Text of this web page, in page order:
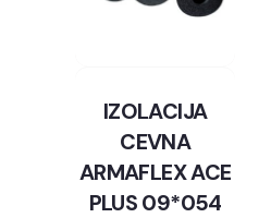
IZOLACIJA
CEVNA
ARMAFLEX ACE
PLUS 09*054